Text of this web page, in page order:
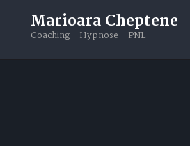
Marioara Cheptene
Coaching – Hypnose – PNL
Livres
Blog